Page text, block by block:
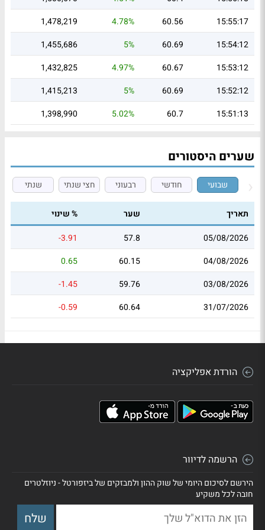
15:55:17
60.56
4.78%
1,478,219
15:54:12
60.69
5%
1,455,686
15:53:12
60.67
4.97%
1,432,825
15:52:12
60.69
5%
1,415,213
15:51:13
60.7
5.02%
1,398,990
שערים היסטורים
שבועי חודשי רבעוני חצי שנתי שנתי
תאריך שער
% שינוי
05/08/2026
57.8
-3.91
04/08/2026
60.15
0.65
03/08/2026
59.76
-1.45
31/07/2026
60.64
-0.59
הורדת אפליקציה
הרשמה לדיוור
הירשם לסיכום היומי של שוק ההון ולמבזקים של ביזפורטל - ניוזלטרים
חובה לכל משקיע